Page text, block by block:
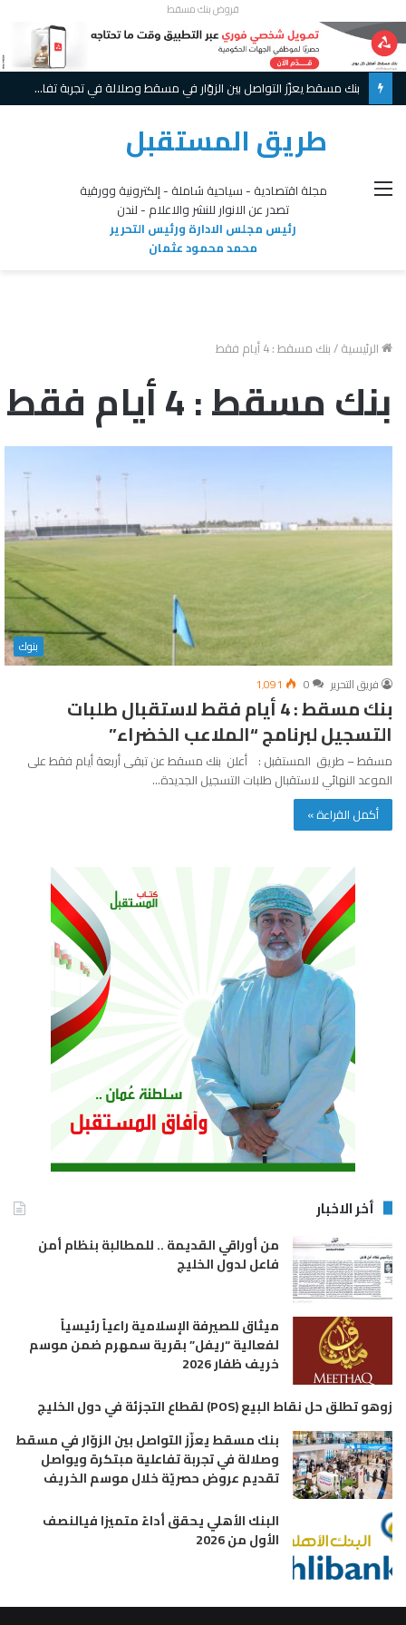
قروض بنك مسقط
بنك مسقط يعزّز التواصل بين الزوّار في مسقط وصلالة في تجربة تفاعلية مبتكرة ويواصل تقديم عروض حصريّة خلال موسم الخريف
طريق المستقبل
مجلة اقتصادية - سياحية شاملة - إلكترونية وورقية
تصدر عن الانوار للنشر والاعلام - لندن
رئيس مجلس الادارة ورئيس التحرير
محمد محمود عثمان
القائمة
الرئيسية/بنك مسقط : 4 أيام فقط
بنك مسقط : 4 أيام فقط
بنوك
فريق التحرير
0 1٬091
بنك مسقط : 4 أيام فقط لاستقبال طلبات
التسجيل لبرنامج “الملاعب الخضراء”
مسقط – طريق المستقبل : أعلن بنك مسقط عن تبقى أربعة أيام فقط على
الموعد النهائي لاستقبال طلبات التسجيل الجديدة…
أكمل القراءة »
أخر الاخبار
من أوراقي القديمة .. للمطالبة بنظام أمن
فاعل لدول الخليج
ميثاق للصيرفة الإسلامية راعياً رئيسياً
لفعالية “ريفل” بقرية سمهرم ضمن موسم
خريف ظفار 2026
زوهو تطلق حل نقاط البيع (POS) لقطاع التجزئة في دول الخليج
بنك مسقط يعزّز التواصل بين الزوّار في مسقط
وصلالة في تجربة تفاعلية مبتكرة ويواصل
تقديم عروض حصريّة خلال موسم الخريف
البنك الأهلي يحقق أداءً متميزا فيالنصف
الأول من 2026